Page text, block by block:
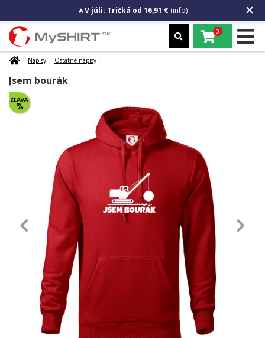
🔥V júli: Tričká od 16,91 € (info)
0
Nápisy Ostatné nápisy
Jsem bourák